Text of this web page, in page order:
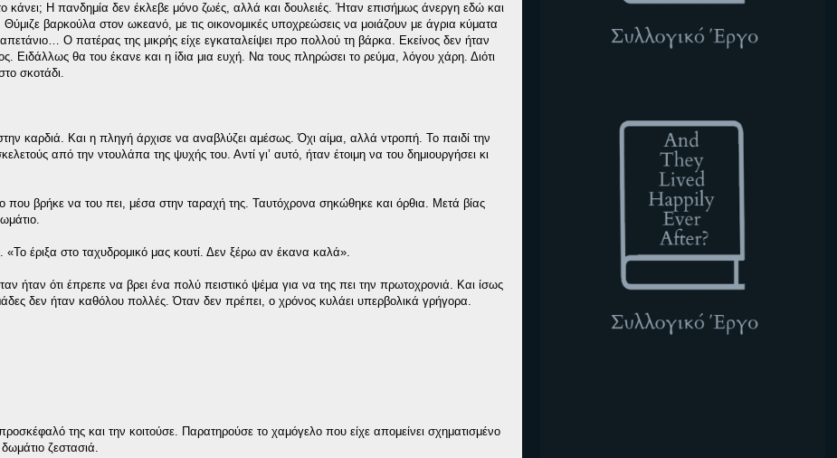
Η πανδημία δεν έκλεβε μόνο ζωές, αλλά και δουλειές. Ήταν επισήμως άνεργη εδώ και
βαρκούλα στον ωκεανό, με τις οικονομικές υποχρεώσεις να μοιάζουν με άγρια κύματα
Ο πατέρας της μικρής είχε εγκαταλείψει προ πολλού τη βάρκα. Εκείνος δεν ήταν
Ειδάλλως θα του έκανε και η ίδια μια ευχή. Να τους πληρώσει το ρεύμα, λόγου χάρη. Διότι
σκοτάδι.
καρδιά. Και η πληγή άρχισε να αναβλύζει αμέσως. Όχι αίμα, αλλά ντροπή. Το παιδί την
από την ντουλάπα της ψυχής του. Αντί γι’ αυτό, ήταν έτοιμη να του δημιουργήσει κι
που βρήκε να του πει, μέσα στην ταραχή της. Ταυτόχρονα σηκώθηκε και όρθια. Μετά βίας
έριξα στο ταχυδρομικό μας κουτί. Δεν ξέρω αν έκανα καλά».
ήταν ότι έπρεπε να βρει ένα πολύ πειστικό ψέμα για να της πει την πρωτοχρονιά. Και ίσως
δεν ήταν καθόλου πολλές. Όταν δεν πρέπει, ο χρόνος κυλάει υπερβολικά γρήγορα.
της και την κοιτούσε. Παρατηρούσε το χαμόγελο που είχε απομείνει σχηματισμένο
ζεστασιά.